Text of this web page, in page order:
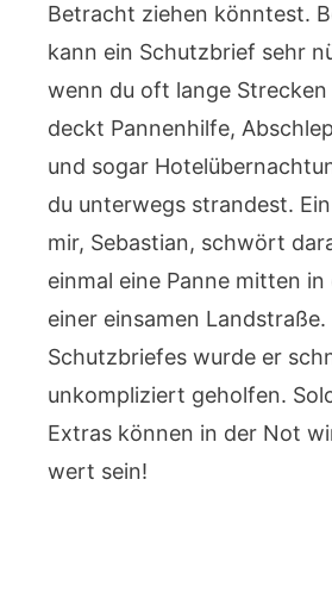
Betracht ziehen könntest.
kann ein Schutzbrief sehr
wenn du oft lange
deckt Pannenhilfe,
und sogar
du unterwegs strandest.
mir, Sebastian, schwört
einmal eine Panne mitten
einer einsamen Landstraße.
Schutzbriefes wurde er
unkompliziert geholfen.
Extras können in der Not
wert sein!